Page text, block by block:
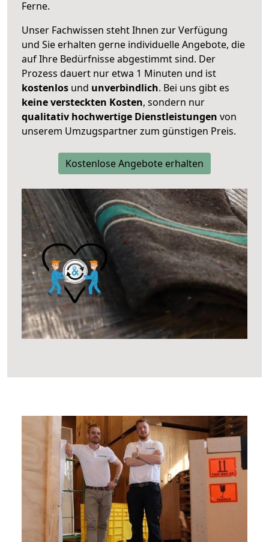
Ferne.
Unser Fachwissen steht Ihnen zur Verfügung
und Sie erhalten gerne individuelle Angebote, die
auf Ihre Bedürfnisse abgestimmt sind. Der
Prozess dauert nur etwa 1 Minuten und ist
kostenlos und unverbindlich. Bei uns gibt es
keine versteckten Kosten, sondern nur
qualitativ hochwertige Dienstleistungen von
unserem Umzugspartner zum günstigen Preis.
Kostenlose Angebote erhalten